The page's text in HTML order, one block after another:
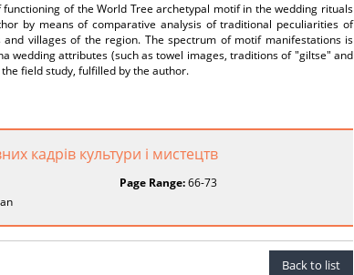
of the World Tree archetypal motif in the wedding rituals
by means of comparative analysis of traditional peculiarities of
villages of the region. The spectrum of motif manifestations is
wedding attributes (such as towel images, traditions of "giltse" and
field study, fulfilled by the author.
кадрів культури і мистецтв
Page Range:66-73
Back to list